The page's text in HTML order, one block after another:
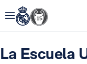
La Escuela